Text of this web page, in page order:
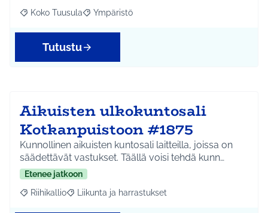
Rajaa tulokset aihepiirin mukaan: Koko Tuusula
Koko Tuusula Rajaa tulokset teeman mukaan: Ympäristö
Ympäristö
Tutustu
Aikuisten ulkokuntosali
Kotkanpuistoon #1875
Kunnollinen aikuisten kuntosali laitteilla, joissa on
säädettävät vastukset. Täällä voisi tehdä kunn…
Etenee jatkoon
Rajaa tulokset aihepiirin mukaan: Riihikallio
Riihikallio Rajaa tulokset teeman mukaan: Liikunta ja
Liikunta ja harrastukset